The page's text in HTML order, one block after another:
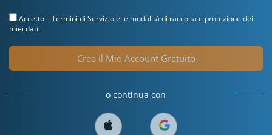
Accetto il Termini di Servizioe le modalità di raccolta e protezione dei
miei dati.
Crea il Mio Account Gratuito
o continua con